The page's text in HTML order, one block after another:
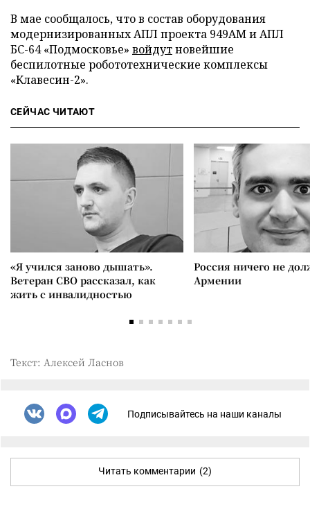
В мае сообщалось, что в состав оборудования
модернизированных АПЛ проекта 949АМ и АПЛ
БС-64 «Подмосковье» войдутновейшие
беспилотные робототехнические комплексы
«Клавесин-2».
СЕЙЧАС ЧИТАЮТ
«Я учился заново дышать».
Ветеран СВО рассказал, как
жить с инвалидностью
Россия ничего не
Армении
Текст: Алексей Ласнов
Подписывайтесь на наши каналы
Читать комментарии (2)